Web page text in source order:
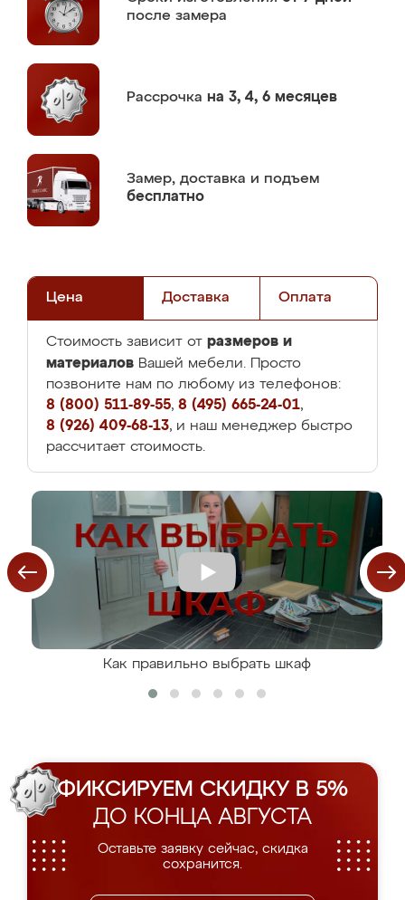
после замера
Рассрочка на 3, 4, 6 месяцев
Замер, доставка и подъем
бесплатно
Цена Доставка Оплата
Стоимость зависит от размеров и
материалов Вашей мебели. Просто
позвоните нам по любому из телефонов:
8 (800) 511-89-55, 8 (495) 665-24-01,
8 (926) 409-68-13, и наш менеджер быстро
рассчитает стоимость.
Как правильно выбрать шкаф
ФИКСИРУЕМ СКИДКУ В 5%
ДО КОНЦА АВГУСТА
Оставьте заявку сейчас, скидка
сохранится.